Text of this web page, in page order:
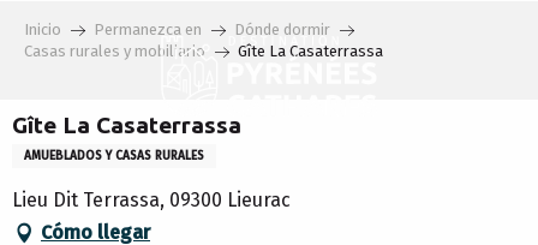
Inicio Permanezca en
Dónde dormir
Casas rurales y mobiliario
Gîte La Casaterrassa
Gîte La Casaterrassa
AMUEBLADOS Y CASAS RURALES
Lieu Dit Terrassa, 09300 Lieurac
Cómo llegar